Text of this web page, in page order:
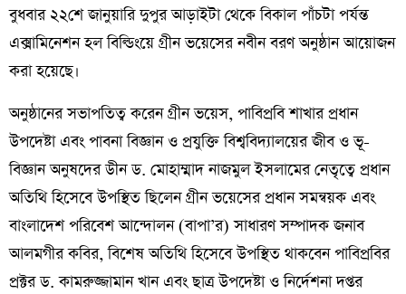
বুধবার ২২শে জানুয়ারি দুপুর আড়াইটা থেকে বিকাল পাঁচটা পর্যন্ত
এক্সামিনেশন হল বিল্ডিংয়ে গ্রীন ভয়েসের নবীন বরণ অনুষ্ঠান আয়োজন
করা হয়েছে।
অনুষ্ঠানের সভাপতিত্ব করেন গ্রীন ভয়েস, পাবিপ্রবি শাখার প্রধান
উপদেষ্টা এবং পাবনা বিজ্ঞান ও প্রযুক্তি বিশ্ববিদ্যালয়ের জীব ও ভূ-
বিজ্ঞান অনুষদের ডীন ড. মোহাম্মাদ নাজমুল ইসলামের নেতৃত্বে প্রধান
অতিথি হিসেবে উপস্থিত ছিলেন গ্রীন ভয়েসের প্রধান সমন্বয়ক এবং
বাংলাদেশ পরিবেশ আন্দোলন (বাপা’র) সাধারণ সম্পাদক জনাব
আলমগীর কবির, বিশেষ অতিথি হিসেবে উপস্থিত থাকবেন পাবিপ্রবির
প্রক্টর ড. কামরুজ্জামান খান এবং ছাত্র উপদেষ্টা ও নির্দেশনা দপ্তর